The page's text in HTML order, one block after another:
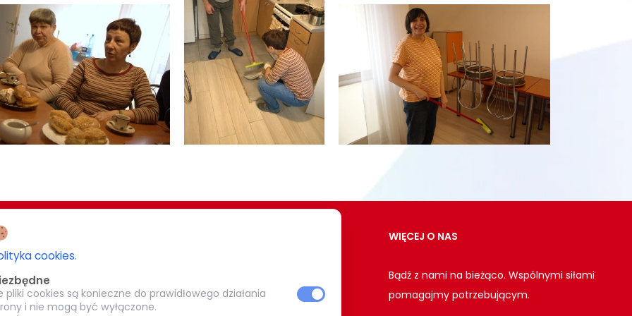
BIAŁOSTOCKIEJ
Białystok
KRS: 0000 269 579
WIĘCEJ O NAS
Bądź z nami na bieżąco. Wspólnymi siłami
pomagajmy potrzebującym.
cookies.
pliki cookies są konieczne do prawidłowego działania
i nie mogą być wyłączone.